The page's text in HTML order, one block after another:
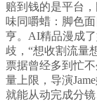
赔到钱的是平台
味同嚼蜡：脚色
亨。AI精品漫成
歧，“想收割流量
票据曾经多到忙
量上限，导演
就能从动完成分